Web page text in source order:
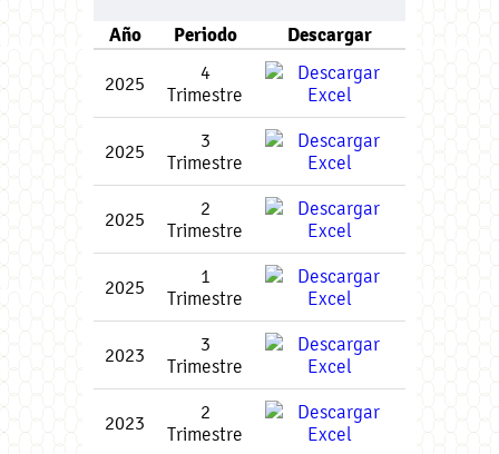
Año Periodo Descargar
2025
4
Trimestre
2025
3
Trimestre
2025
2
Trimestre
2025
1
Trimestre
2023
3
Trimestre
2023
2
Trimestre